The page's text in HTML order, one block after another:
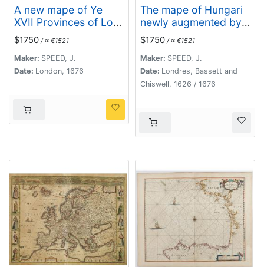
A new mape of Ye
XVII Provinces of Low
Germanie.
$1750 / ≈ €1521
Maker: SPEED, J.
Date: London, 1676
The mape of Hungari
newly augmented by
John Speede.
$1750 / ≈ €1521
Maker: SPEED, J.
Date: Londres, Bassett and
Chiswell, 1626 / 1676